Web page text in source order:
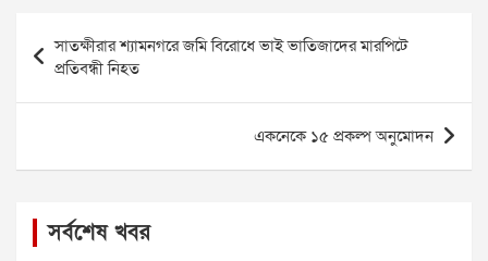
navigation
সাতক্ষীরার শ্যামনগরে জমি বিরোধে ভাই ভাতিজাদের মারপিটে
প্রতিবন্ধী নিহত
একনেকে ১৫ প্রকল্প অনুমোদন
সর্বশেষ খবর